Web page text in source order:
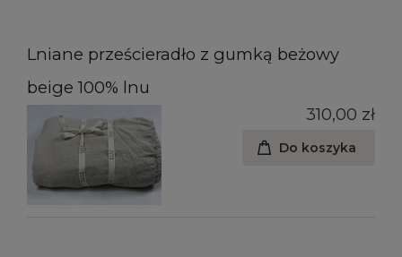
Lniane prześcieradło z gumką beżowy
beige 100% lnu
310,00 zł
Do koszyka